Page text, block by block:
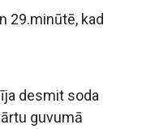
29.minūtē, kad
desmit soda
guvumā